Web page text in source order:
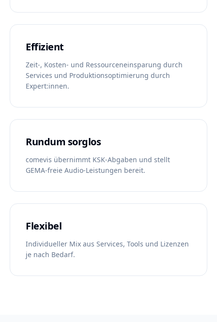
Effizient
Zeit-, Kosten- und Ressourceneinsparung durch
Services und Produktionsoptimierung durch
Expert:innen.
Rundum sorglos
comevis übernimmt KSK-Abgaben und stellt
GEMA-freie Audio-Leistungen bereit.
Flexibel
Individueller Mix aus Services, Tools und Lizenzen
je nach Bedarf.